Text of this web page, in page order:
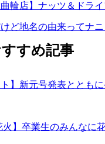
曲輪店】ナッツ＆ドラ
ど地名の由来ってナ
すめ記事
】新元号発表ととも
火】卒業生のみんなに